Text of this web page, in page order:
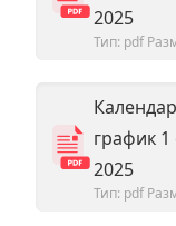
2025
Тип: pdf
график 1
2025
Тип: pdf